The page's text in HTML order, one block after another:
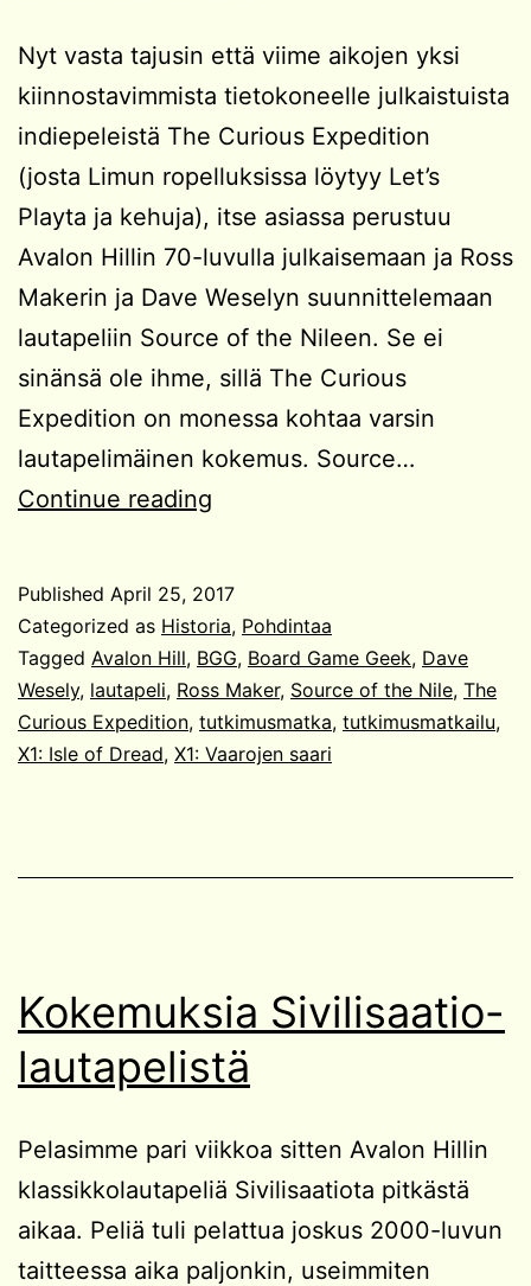
Nyt vasta tajusin että viime aikojen yksi
kiinnostavimmista tietokoneelle julkaistuista
indiepeleistä The Curious Expedition
(josta Limun ropelluksissa löytyy Let’s
Playta ja kehuja), itse asiassa perustuu
Avalon Hillin 70-luvulla julkaisemaan ja Ross
Makerin ja Dave Weselyn suunnittelemaan
lautapeliin Source of the Nileen. Se ei
sinänsä ole ihme, sillä The Curious
Expedition on monessa kohtaa varsin
lautapelimäinen kokemus. Source…
Continue reading
Published April 25, 2017
Categorized as Historia, Pohdintaa
Tagged Avalon Hill, BGG, Board Game Geek, Dave
Wesely, lautapeli, Ross Maker, Source of the Nile, The
Curious Expedition, tutkimusmatka, tutkimusmatkailu,
X1: Isle of Dread, X1: Vaarojen saari
Kokemuksia Sivilisaatio-
lautapelistä
Pelasimme pari viikkoa sitten Avalon Hillin
klassikkolautapeliä Sivilisaatiota pitkästä
aikaa. Peliä tuli pelattua joskus 2000-luvun
taitteessa aika paljonkin, useimmiten